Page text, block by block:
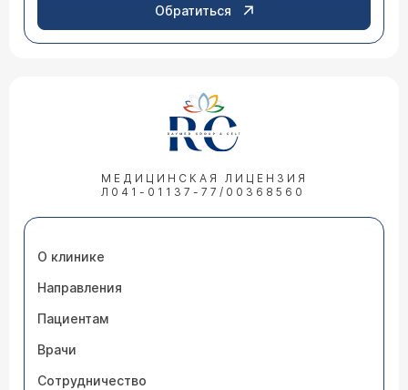
Обратиться
МЕДИЦИНСКАЯ ЛИЦЕНЗИЯ
Л041-01137-77/00368560
О клинике
Направления
Пациентам
Врачи
Сотрудничество